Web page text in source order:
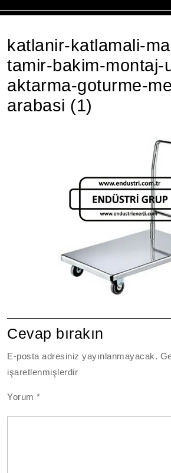
for:
katlanir-katlamali-
tamir-bakim-montaj-
aktarma-goturme-
arabasi (1)
Cevap bırakın
E-posta adresiniz yayınlanmayacak.
işaretlenmişlerdir
Yorum*